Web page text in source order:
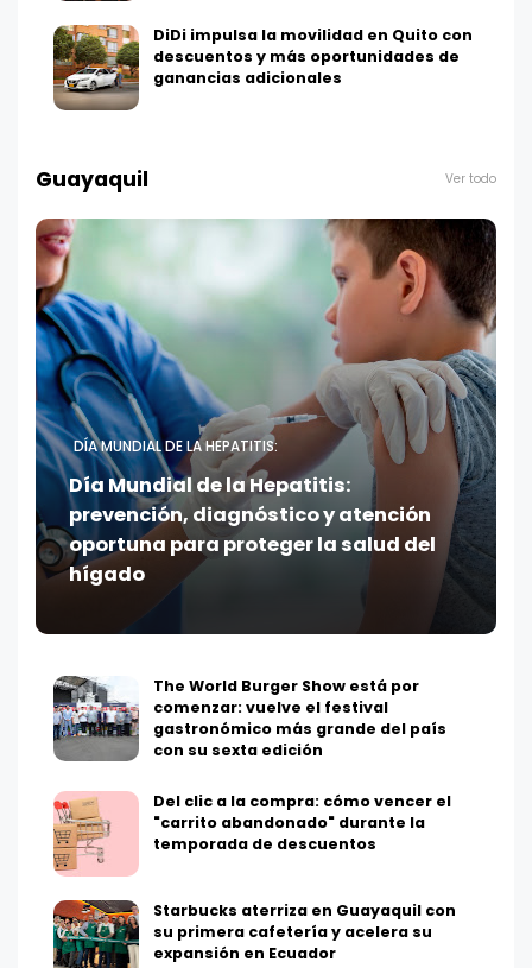
DiDi impulsa la movilidad en Quito con
descuentos y más oportunidades de
ganancias adicionales
Guayaquil Ver todo
DÍA MUNDIAL DE LA HEPATITIS:
Día Mundial de la Hepatitis:
prevención, diagnóstico y atención
oportuna para proteger la salud del
hígado
The World Burger Show está por
comenzar: vuelve el festival
gastronómico más grande del país
con su sexta edición
Del clic a la compra: cómo vencer el
"carrito abandonado" durante la
temporada de descuentos
Starbucks aterriza en Guayaquil con
su primera cafetería y acelera su
expansión en Ecuador